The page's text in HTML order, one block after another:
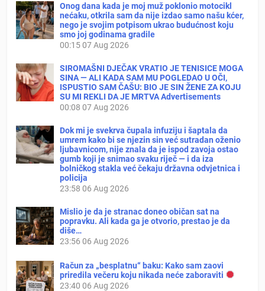
Onog dana kada je moj muž poklonio motocikl
nećaku, otkrila sam da nije izdao samo našu kćer,
nego je svojim potpisom ukrao budućnost koju
smo joj godinama gradile
00:1507 Aug 2026
SIROMAŠNI DJEČAK VRATIO JE TENISICE MOGA
SINA — ALI KADA SAM MU POGLEDAO U OČI,
ISPUSTIO SAM ČAŠU: BIO JE SIN ŽENE ZA KOJU
SU MI REKLI DA JE MRTVA Advertisements
00:08 07 Aug 2026
Dok mi je svekrva čupala infuziju i šaptala da
umrem kako bi se njezin sin već sutradan oženio
ljubavnicom, nije znala da je ispod zavoja ostao
gumb koji je snimao svaku riječ — i da iza
bolničkog stakla već čekaju državna odvjetnica i
policija
23:58 06 Aug 2026
Mislio je da je stranac doneo običan sat na
popravku. Ali kada ga je otvorio, prestao je da
diše…
23:56 06 Aug 2026
Račun za „besplatnu“ baku: Kako sam zaovi
priredila večeru koju nikada neće zaboraviti
23:40 06 Aug 2026